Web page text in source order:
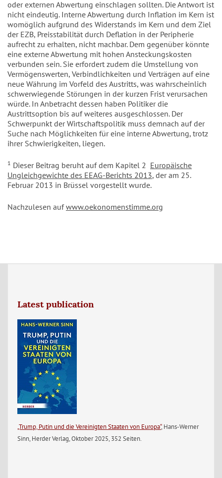
oder externen Abwertung einschlagen sollten. Die Antwort ist
nicht eindeutig. Interne Abwertung durch Inflation im Kern ist
womöglich aufgrund des Widerstands im Kern und dem Ziel
der EZB, Preisstabilität durch Deflation in der Peripherie
aufrecht zu erhalten, nicht machbar. Dem gegenüber könnte
eine externe Abwertung mit hohen Ansteckungskosten
verbunden sein. Sie erfordert zudem die Umstellung von
Vermögenswerten, Verbindlichkeiten und Verträgen auf eine
neue Währung im Vorfeld des Austritts, was wahrscheinlich
schwerwiegende Störungen in der kurzen Frist verursachen
würde. In Anbetracht dessen haben Politiker die
Austrittsoption bis auf weiteres ausgeschlossen. Der
Schwerpunkt der Wirtschaftspolitik muss demnach auf der
Suche nach Möglichkeiten für eine interne Abwertung, trotz
ihrer Schwierigkeiten, liegen.
1 Dieser Beitrag beruht auf dem Kapitel 2 Europäische
Ungleichgewichte des EEAG-Berichts 2013, der am 25.
Februar 2013 in Brüssel vorgestellt wurde.
Nachzulesen aufwww.oekonomenstimme.org
Latest publication
„Trump, Putin und die Vereinigten Staaten von Europa“, Hans-Werner
Sinn, Herder Verlag, Oktober 2025, 352 Seiten.